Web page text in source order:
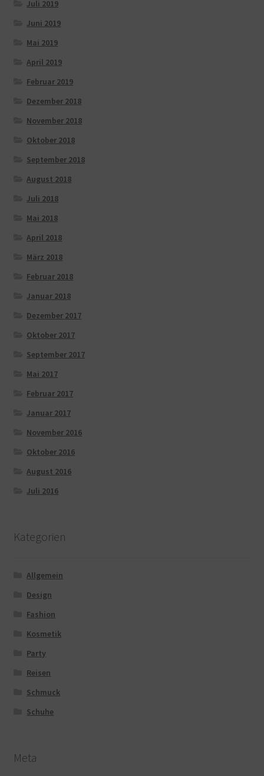
Juli 2019
Juni 2019
Mai 2019
April 2019
Februar 2019
Dezember 2018
November 2018
Oktober 2018
September 2018
August 2018
Juli 2018
Mai 2018
April 2018
März 2018
Februar 2018
Januar 2018
Dezember 2017
Oktober 2017
September 2017
Mai 2017
Februar 2017
Januar 2017
November 2016
Oktober 2016
August 2016
Juli 2016
Kategorien
Allgemein
Design
Fashion
Kosmetik
Party
Reisen
Schmuck
Schuhe
Meta